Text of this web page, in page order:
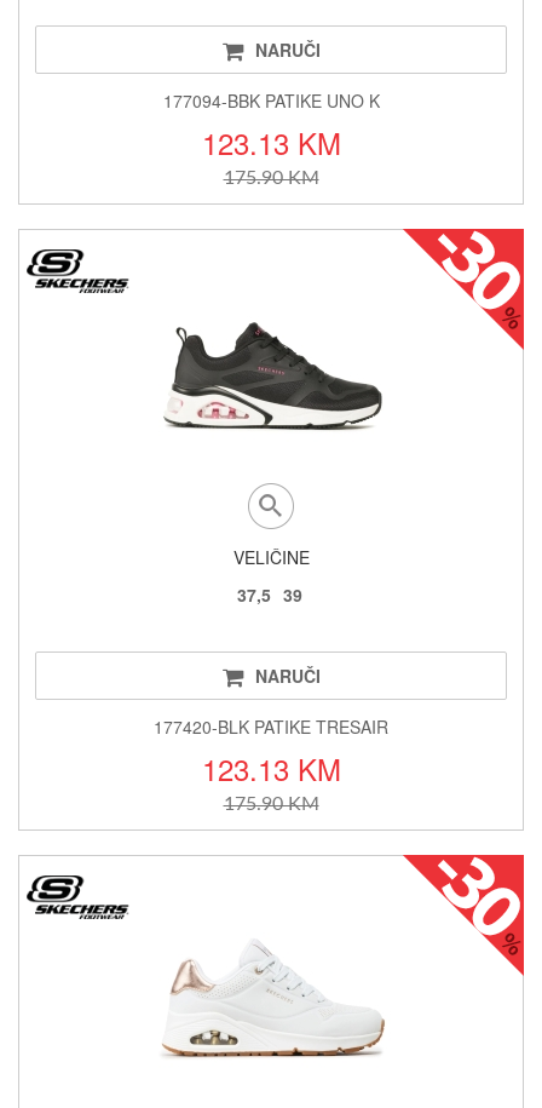
NARUČI
177094-BBK PATIKE UNO K
123.13 KM
175.90 KM
VELIČINE
37,5 39
NARUČI
177420-BLK PATIKE TRESAIR
123.13 KM
175.90 KM